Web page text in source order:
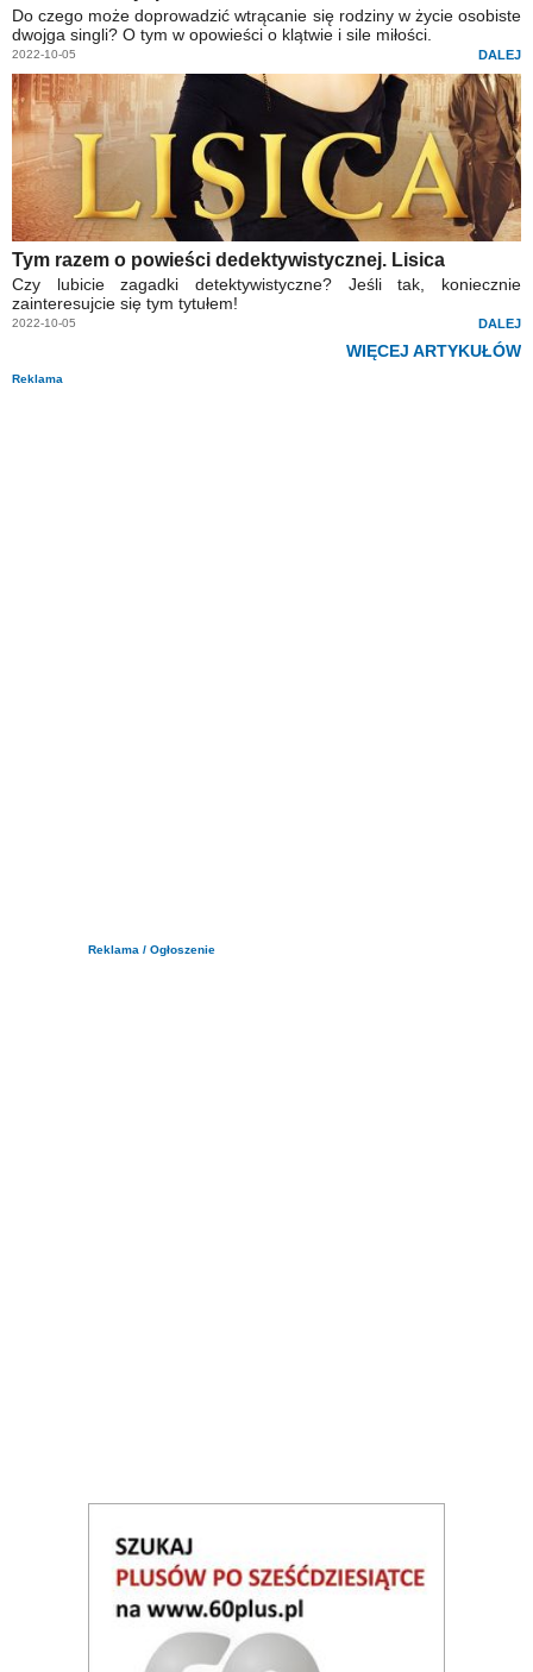
Do czego może doprowadzić wtrącanie się rodziny w życie osobiste
dwojga singli? O tym w opowieści o klątwie i sile miłości.
2022-10-05 DALEJ
Tym razem o powieści dedektywistycznej. Lisica
Czy lubicie zagadki detektywistyczne? Jeśli tak, koniecznie
zainteresujcie się tym tytułem!
2022-10-05 DALEJ
WIĘCEJ ARTYKUŁÓW
Reklama
Reklama / Ogłoszenie